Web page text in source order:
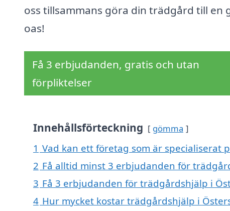
oss tillsammans göra din trädgård till en
oas!
Få 3 erbjudanden, gratis och utan
förpliktelser
Innehållsförteckning gömma
1 Vad kan ett företag som är specialiserat
2 Få alltid minst 3 erbjudanden för
3 Få 3 erbjudanden för trädgårdshjälp i
4 Hur mycket kostar trädgårdshjälp i